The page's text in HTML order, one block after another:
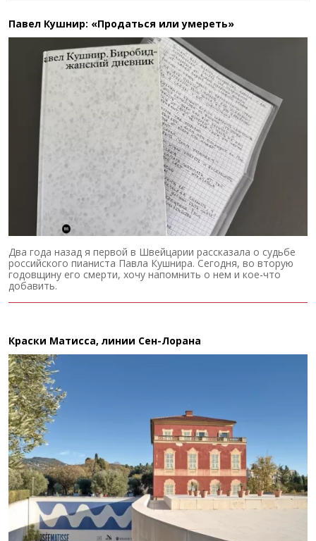
Павел Кушнир: «Продаться или умереть»
Два года назад я первой в Швейцарии рассказала о судьбе
российского пианиста Павла Кушнира. Сегодня, во вторую
годовщину его смерти, хочу напомнить о нем и кое-что
добавить.
Краски Матисса, линии Сен-Лорана